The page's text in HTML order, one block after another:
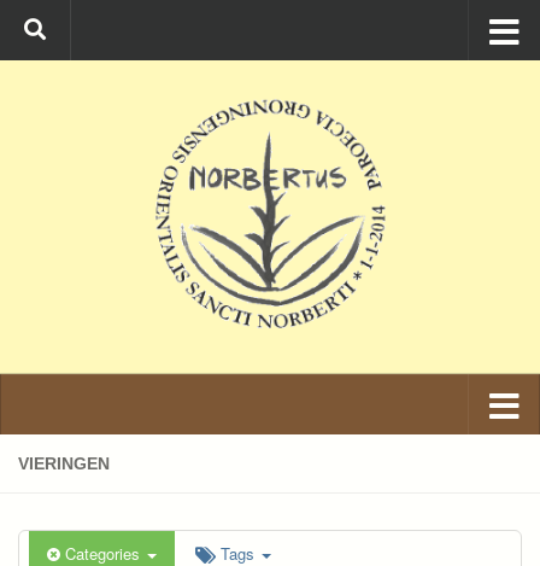
Ga naar de inhoud
VIERINGEN
Categories Tags